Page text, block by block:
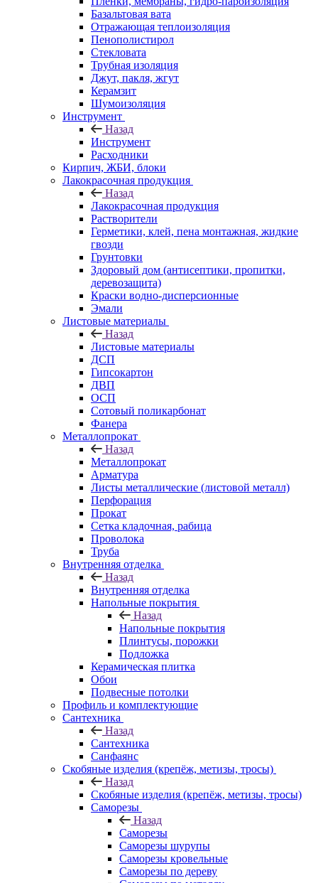
Базальтовая вата
Отражающая теплоизоляция
Пенополистирол
Стекловата
Трубная изоляция
Джут, пакля, жгут
Керамзит
Шумоизоляция
Инструмент
Назад
Инструмент
Расходники
Кирпич, ЖБИ, блоки
Лакокрасочная продукция
Назад
Лакокрасочная продукция
Растворители
Герметики, клей, пена монтажная, жидкие
гвозди
Грунтовки
Здоровый дом (антисептики, пропитки,
деревозащита)
Краски водно-дисперсионные
Эмали
Листовые материалы
Назад
Листовые материалы
ДСП
Гипсокартон
ДВП
ОСП
Сотовый поликарбонат
Фанера
Металлопрокат
Назад
Металлопрокат
Арматура
Листы металлические (листовой металл)
Перфорация
Прокат
Сетка кладочная, рабица
Проволока
Труба
Внутренняя отделка
Назад
Внутренняя отделка
Напольные покрытия
Назад
Напольные покрытия
Плинтусы, порожки
Подложка
Керамическая плитка
Обои
Подвесные потолки
Профиль и комплектующие
Сантехника
Назад
Сантехника
Санфаянс
Скобяные изделия (крепёж, метизы, тросы)
Назад
Скобяные изделия (крепёж, метизы, тросы)
Саморезы
Назад
Саморезы
Саморезы шурупы
Саморезы кровельные
Саморезы по дереву